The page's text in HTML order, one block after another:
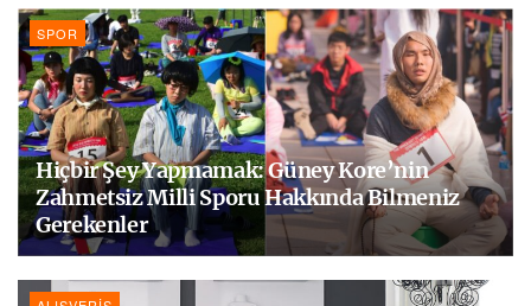
SPOR
Hiçbir Şey Yapmamak: Güney Kore’nin
Zahmetsiz Milli Sporu Hakkında Bilmeniz
Gerekenler